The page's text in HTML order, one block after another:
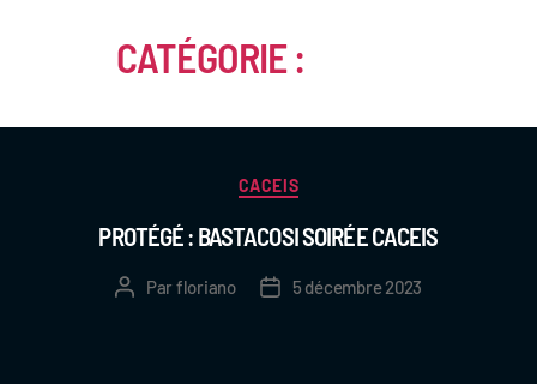
CATÉGORIE :
CACEIS
PROTÉGÉ : BASTACOSI SOIRÉE CACEIS
Parfloriano 5 décembre 2023